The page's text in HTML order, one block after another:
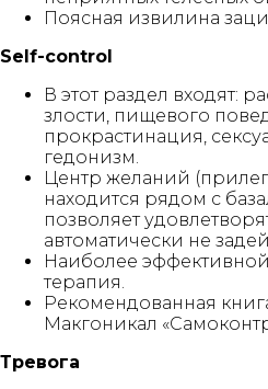
Поясная извилина
Self-control
В этот раздел входят:
злости, пищевого
прокрастинация,
гедонизм.
Центр желаний
находится рядом с
позволяет
автоматически не
Наиболее
терапия.
Рекомендованная
Макгоникал
Тревога